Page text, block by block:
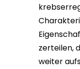
zerteilen,
weiter